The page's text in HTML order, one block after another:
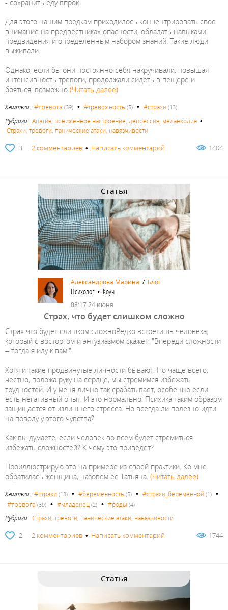
- сохранить еду впрок
Для этого нашим предкам приходилось концентрировать свое
внимание на предвестниках опасности, обладать навыками
предвидения и определенным набором знаний. Такие люди
выживали.
Однако, если бы они постоянно себя накручивали, повышая
интенсивность тревоги, продолжали сидеть в пещере и
бояться, возможно (Читать далее)
Хэштеги: #тревога (39) • #тревожность (5) • #страхи (13)
Рубрики: Апатия, пониженное настроение, депрессия, меланхолия •
Страхи, тревоги, панические атаки, навязчивости
3 2 комментариев • Написать комментарий 1404
Статья
Александрова Марина / Блог
Психолог • Коуч
08:17 24 июня
Страх, что будет слишком сложно
Страх что будет слишком сложноРедко встретишь человека,
который с восторгом и энтузиазмом скажет: "Впереди сложности
– тогда я иду к вам!".
Хотя и такие продвинутые личности бывают. Но чаще всего,
честно, положа руку на сердце, мы стремимся избежать
трудностей. И у меня лично так срабатывает, особенно если
есть негативный опыт. И это нормально. Психика таким образом
защищается от излишнего стресса. Но всегда ли полезно идти
на поводу у этого чувства?
Как вы думаете, если человек во всем будет стремиться
избежать сложностей? К чему это приведет?
Проиллюстрирую это на примере из своей практики. Ко мне
обратилась женщина, назовем ее Татьяна. (Читать далее)
Хэштеги: #страхи (13) • #беременность (5) • #страхи_беременной (1) •
#тревога (39) • #младенец (2) • #роды (4)
Рубрики: Страхи, тревоги, панические атаки, навязчивости
2 2 комментариев • Написать комментарий 1744
Статья